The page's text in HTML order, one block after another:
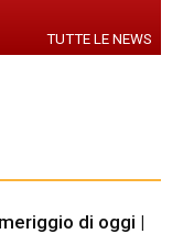
TUTTE LE NEWS
di oggi |